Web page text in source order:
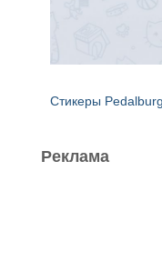
Стикеры
Реклама